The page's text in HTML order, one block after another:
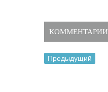
КОММЕНТАРИИ
Предыдущий